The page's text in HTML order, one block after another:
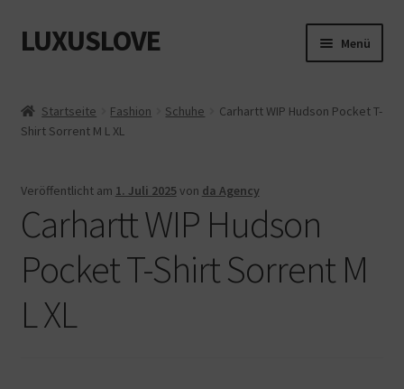
Zur
Navigation
Zum
Inhalt
LUXUSLOVE Menü
Cookie-Richtlinie (EU)
Datenschutz
Impressum
Kasse
Mein Konto
Startseite Fashion Schuhe
Carhartt WIP Hudson Pocket T-
Shirt Sorrent M L XL
Veröffentlicht am 1. Juli 2025von da Agency
Carhartt WIP Hudson
Pocket T-Shirt Sorrent M
L XL